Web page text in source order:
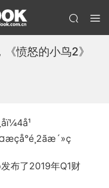
愤怒的小鸟2》
布了2019年Q1财